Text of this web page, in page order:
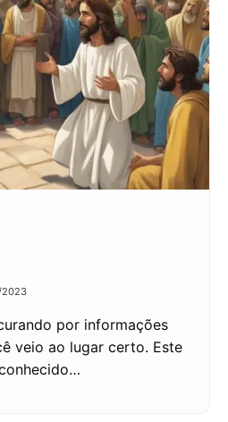
2023
por informações
veio ao lugar certo. Este